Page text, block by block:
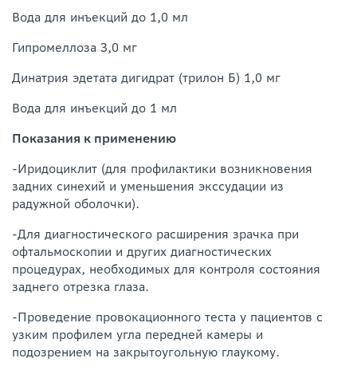
Вода для инъекций до 1,0 мл
Гипромеллоза 3,0 мг
Динатрия эдетата дигидрат (трилон Б) 1,0 мг
Вода для инъекций до 1 мл
Показания к применению
-Иридоциклит (для профилактики возникновения
задних синехий и уменьшения экссудации из
радужной оболочки).
-Для диагностического расширения зрачка при
офтальмоскопии и других диагностических
процедурах, необходимых для контроля состояния
заднего отрезка глаза.
-Проведение провокационного теста у пациентов с
узким профилем угла передней камеры и
подозрением на закрытоугольную глаукому.